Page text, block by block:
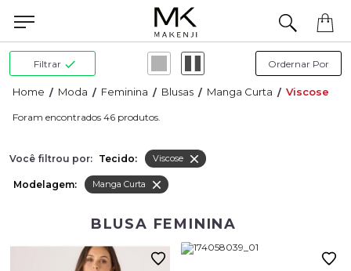
Filtrar
Moda Feminina Blusas Manga Curta Viscose
46
Você filtrou por: Tecido: Viscose
Modelagem: Manga Curta
BLUSA FEMININA